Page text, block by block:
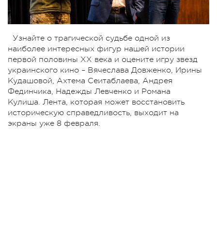
Узнайте о трагической судьбе одной из
наиболее интересных фигур нашей истории
первой половины ХХ века и оцените игру звезд
украинского кино – Вячеслава Довженко, Ирины
Кудашовой, Ахтема Сеитаблаева, Андрея
Фединчика, Надежды Левченко и Романа
Кулиша. Лента, которая может восстановить
историческую справедливость, выходит на
экраны уже 8 февраля.